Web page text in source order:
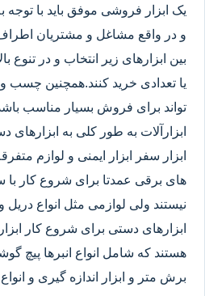
یک ابزار فروشی موفق باید با توجه
و در واقع مشاغل و مشتریان اطراف
بین ابزارهای زیر انتخاب و در تنوع
یا تعدادی خرید کنند.همچنین چسب
تواند برای فروش بسیار مناسب
ابزارآلات به طور کلی به ابزارهای
ابزار سفر ابزار ایمنی و لوازم
های برقی عمدتا برای شروع کار با
نیستند ولی لوازمی مثل انواع
ابزارهای دستی برای شروع کار
هستند که شامل انواع انبرها پیچ
برش متر و ابزار اندازه گیری و